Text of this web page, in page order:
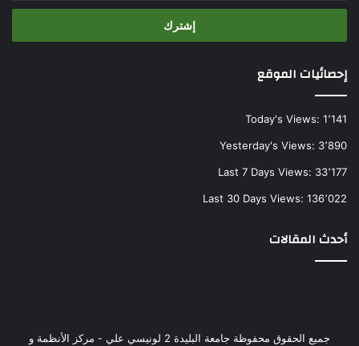
الإلكتروني
إحصائيات الموقع
Today's Views: 1٬141
Yesterday's Views: 3٬890
Last 7 Days Views: 33٬177
Last 30 Days Views: 136٬022
أحدث المقالات
جميع الحقوق محفوظة جامعة البليدة 2 لونيسي علي - مركز الأنظمة و